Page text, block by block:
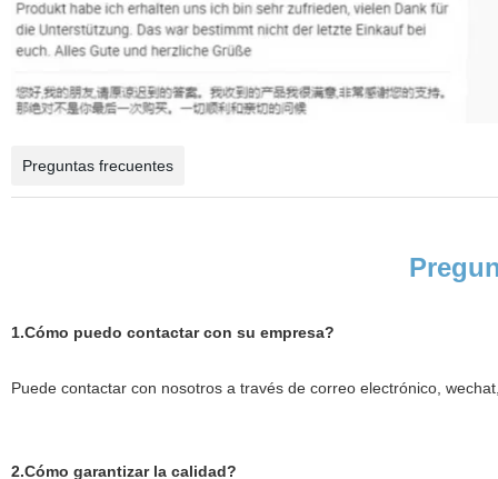
Preguntas frecuentes
1.Cómo puedo contactar con su empresa?
Puede contactar con nosotros a través de correo electrónico,
2.Cómo garantizar la calidad?